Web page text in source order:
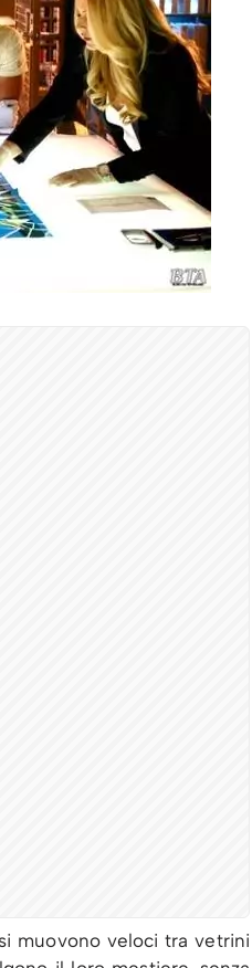
muovono veloci tra vetrini